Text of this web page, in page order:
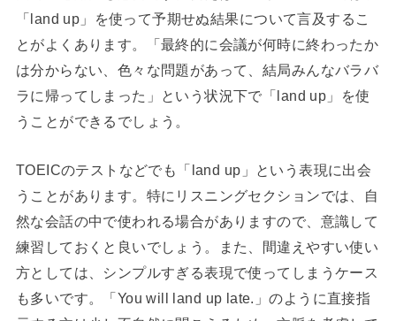
「land up」を使って予期せぬ結果について言及するこ
とがよくあります。「最終的に会議が何時に終わったか
は分からない、色々な問題があって、結局みんなバラバ
ラに帰ってしまった」という状況下で「land up」を使
うことができるでしょう。
TOEICのテストなどでも「land up」という表現に出会
うことがあります。特にリスニングセクションでは、自
然な会話の中で使われる場合がありますので、意識して
練習しておくと良いでしょう。また、間違えやすい使い
方としては、シンプルすぎる表現で使ってしまうケース
も多いです。「You will land up late.」のように直接指